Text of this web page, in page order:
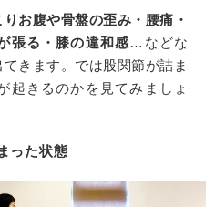
りお腹や骨盤の歪み・腰痛・
張る・膝の違和感…などな
きます。では股関節が詰ま
起きるのかを見てみましょ
った状態